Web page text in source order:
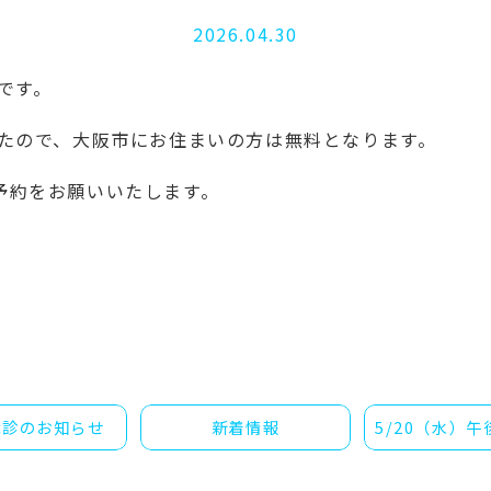
2026.04.30
。
で、大阪市にお住まいの方は無料となります。
をお願いいたします。
のお知らせ 新着情報